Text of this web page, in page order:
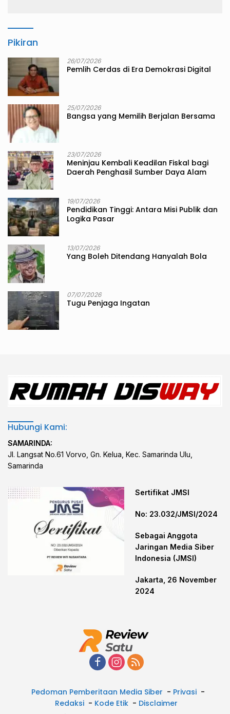
Pikiran
26/07/2026
Pemlih Cerdas di Era Demokrasi Digital
25/07/2026
Bangsa yang Memilih Berjalan Bersama
23/07/2026
Meninjau Kembali Keadilan Fiskal bagi
Daerah Penghasil Sumber Daya Alam
19/07/2026
Pendidikan Tinggi: Antara Misi Publik dan
Logika Pasar
13/07/2026
Yang Boleh Ditendang Hanyalah Bola
07/07/2026
Tugu Penjaga Ingatan
Hubungi Kami:
SAMARINDA:
Jl. Langsat No.61 Vorvo, Gn. Kelua, Kec. Samarinda Ulu,
Samarinda
Sertifikat JMSI
No: 23.032/JMSI/2024
Sebagai Anggota
Jaringan Media Siber
Indonesia (JMSI)
Jakarta, 26 November
2024
Pedoman Pemberitaan Media Siber
Privasi
Redaksi
Kode Etik
Disclaimer